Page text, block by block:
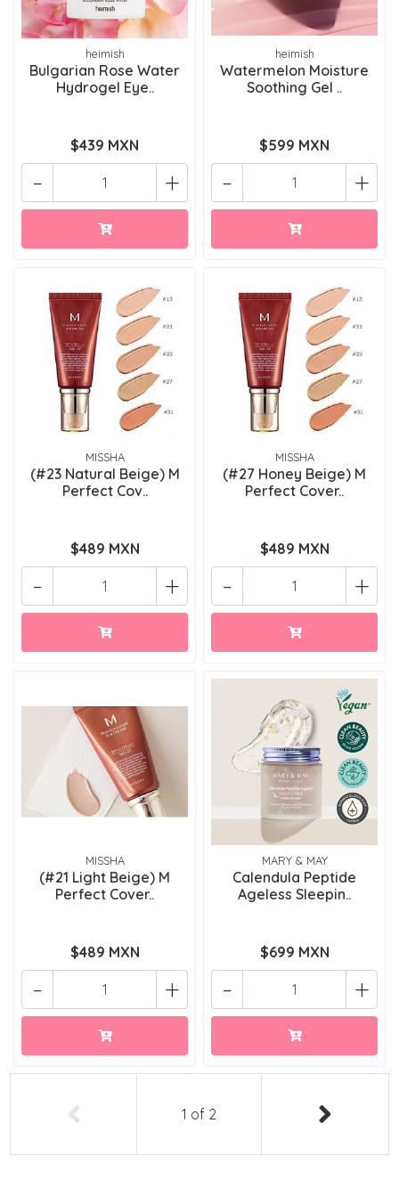
heimish
Bulgarian Rose Water
Hydrogel Eye..
$439 MXN
+
-
heimish
Watermelon Moisture
Soothing Gel ..
$599 MXN
+
-
MISSHA
(#23 Natural Beige) M
Perfect Cov..
$489 MXN
+
-
MISSHA
(#27 Honey Beige) M
Perfect Cover..
$489 MXN
+
-
MISSHA
(#21 Light Beige) M
Perfect Cover..
$489 MXN
+
-
MARY & MAY
Calendula Peptide
Ageless Sleepin..
$699 MXN
+
-
1 of 2